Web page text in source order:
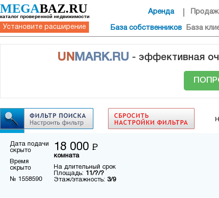
MEGABAZ.RU
каталог проверенной недвижимости
Установите расширение
Аренда
База собственников База
UN MARK.RU - эффективная
Дата подачи
скрыто
Время
скрыто
№ 1558590
18 000 Р
комната
На длительный срок
Площадь: 11/?/?
Этаж/этажность: 3/9